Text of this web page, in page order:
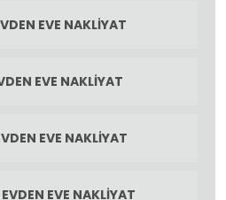
EVE NAKLIYAT
EVE NAKLIYAT
EVE NAKLIYAT
EVE NAKLIYAT